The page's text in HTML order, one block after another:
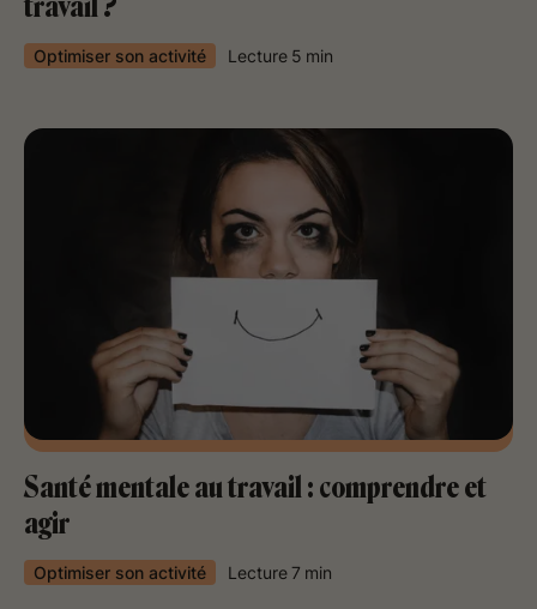
Optimiser son activité Lecture 5 min
Santé mentale au travail : comprendre et
agir
Optimiser son activité Lecture7 min